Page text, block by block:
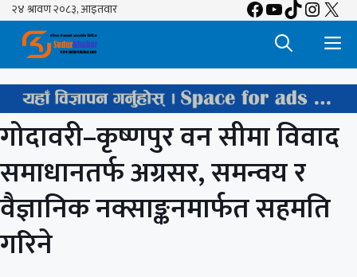
Skip
content
Facebook
YouTube
TikTok
X
गोदावरी–कृष्णपुर वन सीमा विवाद
समाधानतर्फ अग्रसर, समन्वय र
वैज्ञानिक नक्साङ्कनमार्फत सहमति
गरिने